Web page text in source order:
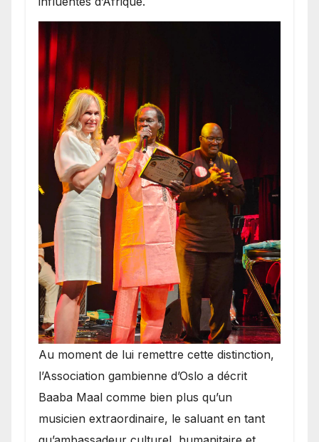
​Au moment de lui remettre cette distinction,
l’Association gambienne d’Oslo a décrit
Baaba Maal comme bien plus qu’un
musicien extraordinaire, le saluant en tant